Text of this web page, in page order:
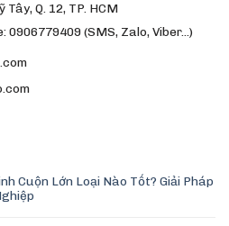
Q. 12, TP. HCM
0906779409 (SMS, Zalo, Viber…)
Cuộn Lớn Loại Nào Tốt? Giải Pháp